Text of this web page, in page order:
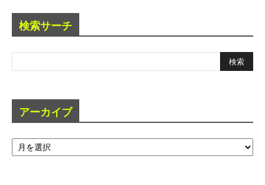
検索サーチ
アーカイブ
ア
ー